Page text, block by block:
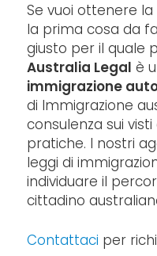
Se vuoi ottenere
la prima cosa da
giusto per il quale
Australia Legal è
immigrazione
di Immigrazione
consulenza sui
pratiche. I nostri
leggi di
individuare il
cittadino
Contattaci per